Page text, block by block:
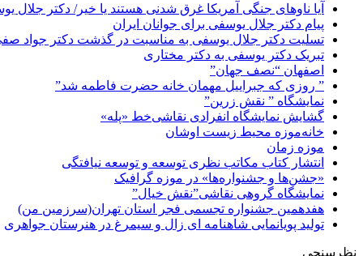
آیا ناوهای جنگی آمریکا غرق شدنی هستند یا خیر/ دکتر جلال
پیام دکتر جلال یوسفی برای جوانان ایران
تسلیت دکتر جلال یوسفی به مناسبت در گذشت دکتر جواد صفی
تبریک دکتر یوسفی به دکتر مختاری
اصفهان “نصف جهان”
” روزی که جبراییل مهمان خانه حضرت فاطمه شد”
نمایشگاه ” نقش زرین”
گشایش نمایشگاه انفرادی نقاشی‌خط «پله»
خانه‌موزه محیط‌ زیست اوشان
موزه زمان
انتشار کتاب مکاتب نظری توسعه و توسعه نیافتگی
«جشن‌ها و جشنواره‌ها» در موزه گرافیک
نمایشگاه گروهی نقاشی”نقش خیال”
هفدهمین جشنواره تجسمی فجر استان تهران(سرزمین من)
تولید پویانمایی شاهنامه ای زال و سیمرغ در هنرستان جواهری
نظرسنجی